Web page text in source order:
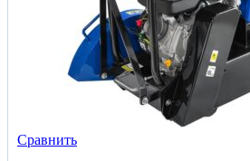
Сравнить